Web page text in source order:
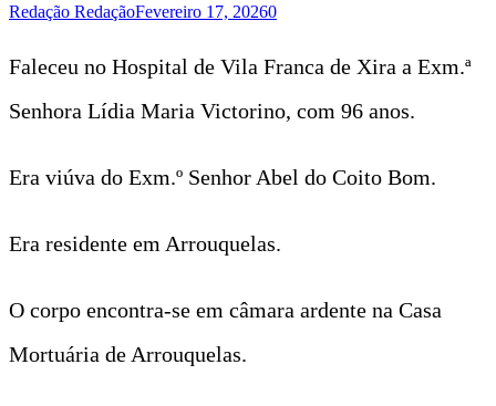
Redação RedaçãoFevereiro 17, 20260
Faleceu no Hospital de Vila Franca de Xira a Exm.ª
Senhora Lídia Maria Victorino, com 96 anos.
Era viúva do Exm.º Senhor Abel do Coito Bom.
Era residente em Arrouquelas.
O corpo encontra-se em câmara ardente na Casa
Mortuária de Arrouquelas.